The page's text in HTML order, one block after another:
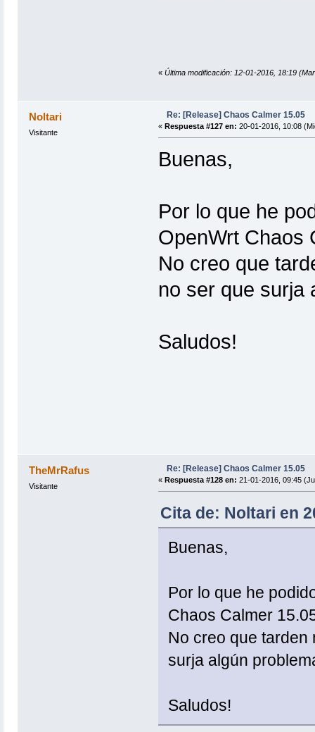
« Última modificación: 12-01-2016, 18:19
Noltari
Visitante
Re: [Release] Chaos Calmer 15.05
« Respuesta #127 en: 20-01-2016, 10:08
Buenas,
Por lo que he
OpenWrt Chaos
No creo que
no ser que surja
Saludos!
TheMrRafus
Visitante
Re: [Release] Chaos Calmer 15.05
« Respuesta #128 en: 21-01-2016, 09:45
Cita de: Noltari en
Buenas,
Por lo que he
Chaos Calmer
No creo que tarden
surja algún
Saludos!